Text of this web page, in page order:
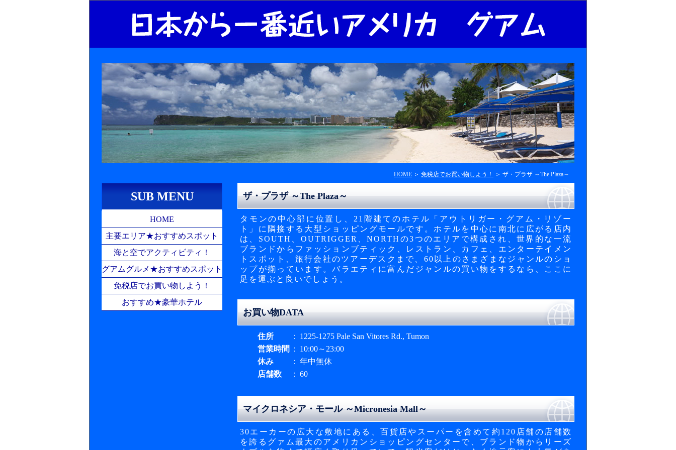
HOME ＞ 免税店でお買い物しよう！ ＞ ザ・プラザ ～The Plaza～
ザ・プラザ ～The Plaza～
タモンの中心部に位置し、21階建てのホテル「アウトリガー・グアム・リゾー
ト」に隣接する大型ショッピングモールです。ホテルを中心に南北に広がる店内
は、SOUTH、OUTRIGGER、NORTHの3つのエリアで構成され、世界的な一流
ブランドからファッションブティック、レストラン、カフェ、エンターテイメン
トスポット、旅行会社のツアーデスクまで、60以上のさまざまなジャンルのショ
ップが揃っています。バラエティに富んだジャンルの買い物をするなら、ここに
足を運ぶと良いでしょう。
お買い物DATA
住所 ： 1225-1275 Pale San Vitores Rd., Tumon
営業時間
： 10:00～23:00
休み
： 年中無休
店舗数
： 60
マイクロネシア・モール ～Micronesia Mall～
30エーカーの広大な敷地にある、百貨店やスーパーを含めて約120店舗の店舗数
を誇るグァム最大のアメリカンショッピングセンターで、ブランド物からリーズ
SUB MENU
HOME
主要エリア★おすすめスポット
海と空でアクティビティ！
グアムグルメ★おすすめスポット
免税店でお買い物しよう！
おすすめ★豪華ホテル